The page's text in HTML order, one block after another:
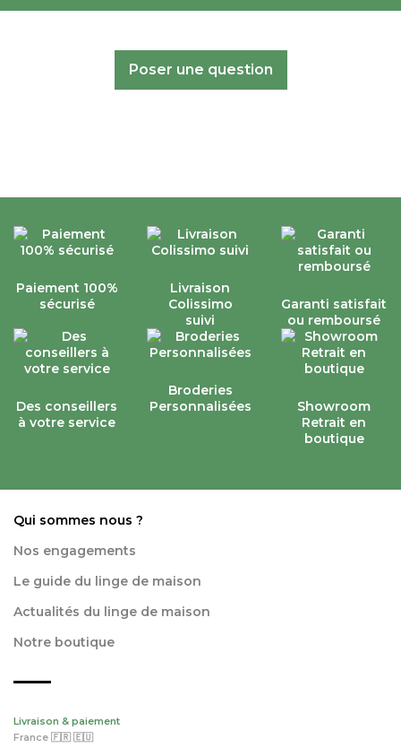
Poser une question
Paiement 100%
sécurisé
Livraison
Colissimo
suivi
Garanti satisfait
ou remboursé
Des conseillers
à votre service
Broderies
Personnalisées
Showroom
Retrait en
boutique
Qui sommes nous ?
Nos engagements
Le guide du linge de maison
Actualités du linge de maison
Notre boutique
Livraison & paiement
France 🇫🇷 🇪🇺